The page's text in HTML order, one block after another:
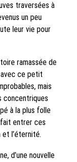
traversées à
un peu
leur vie pour
ramassée de
ce petit
mais
concentriques
à la plus folle
fait entrer ces
et l’éternité.
d’une nouvelle